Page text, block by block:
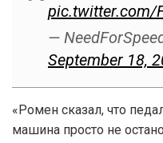
pic.twitter.com/
—
September 18,
«Ромен сказал, что
машина просто не